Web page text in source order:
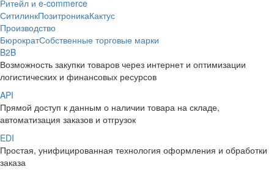
Ритейл и e-commerce
СитилинкПозитроникаКактус
Производство
БюрократСобственные торговые марки
B2B
Возможность закупки товаров через интернет и оптимизации
логистических и финансовых ресурсов
API
Прямой доступ к данным о наличии товара на складе,
автоматизация заказов и отгрузок
EDI
Простая, унифицированная технология оформления и обработки
заказа